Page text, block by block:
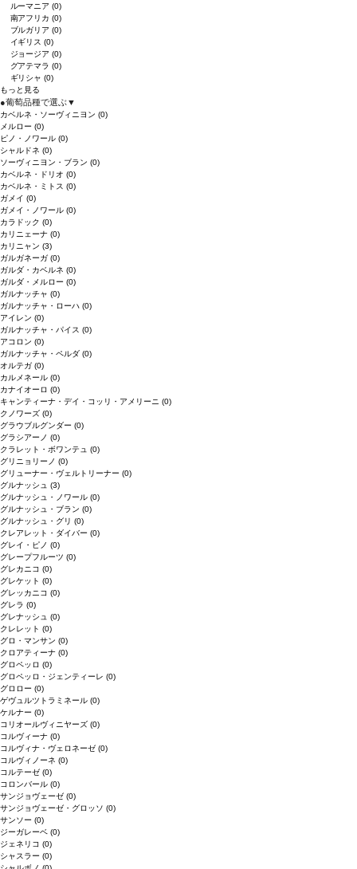
ルーマニア(0)
南アフリカ(0)
ブルガリア(0)
イギリス(0)
ジョージア(0)
グアテマラ(0)
ギリシャ(0)
もっと見る
●葡萄品種で選ぶ▼
カベルネ・ソーヴィニヨン (0)
メルロー (0)
ピノ・ノワール (0)
シャルドネ (0)
ソーヴィニヨン・ブラン (0)
カベルネ・ドリオ (0)
カベルネ・ミトス (0)
ガメイ (0)
ガメイ・ノワール (0)
カラドック (0)
カリニェーナ (0)
カリニャン (3)
ガルガネーガ (0)
ガルダ・カベルネ (0)
ガルダ・メルロー (0)
ガルナッチャ (0)
ガルナッチャ・ローハ (0)
アイレン (0)
ガルナッチャ・パイス (0)
アコロン (0)
ガルナッチャ・ペルダ (0)
オルテガ (0)
カルメネール (0)
カナイオーロ (0)
キャンティーナ・デイ・コッリ・アメリーニ (0)
クノワーズ (0)
グラウブルグンダー (0)
グラシアーノ (0)
クラレット・ボワンテュ (0)
グリニョリーノ (0)
グリューナー・ヴェルトリーナー (0)
グルナッシュ (3)
グルナッシュ・ノワール (0)
グルナッシュ・ブラン (0)
グルナッシュ・グリ (0)
クレアレット・ダイバー (0)
グレイ・ピノ (0)
グレープフルーツ (0)
グレカニコ (0)
グレケット (0)
グレッカニコ (0)
グレラ (0)
グレナッシュ (0)
クレレット (0)
グロ・マンサン (0)
クロアティーナ (0)
グロペッロ (0)
グロペッロ・ジェンティーレ (0)
グロロー (0)
ゲヴュルツトラミネール (0)
ケルナー (0)
コリオールヴィニヤーズ (0)
コルヴィーナ (0)
コルヴィナ・ヴェロネーゼ (0)
コルヴィノーネ (0)
コルテーゼ (0)
コロンバール (0)
サンジョヴェーゼ (0)
サンジョヴェーゼ・グロッソ (0)
サンソー (0)
ジーガレーベ (0)
ジェネリコ (0)
シャスラー (0)